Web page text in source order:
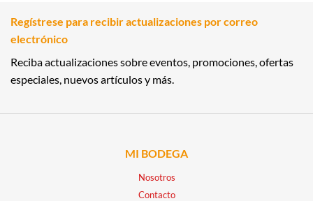
Regístrese para recibir actualizaciones por correo
electrónico
Reciba actualizaciones sobre eventos, promociones, ofertas
especiales, nuevos artículos y más.
MI BODEGA
Nosotros
Contacto